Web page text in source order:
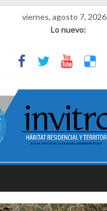
viernes, agosto 7, 2026
Lo nuevo:
al pasado
el amanecer en Dignidad